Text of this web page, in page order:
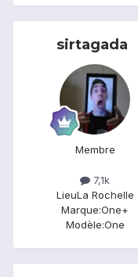
sirtagada
Membre
7,1k
LieuLa Rochelle
Marque:One+
Modèle:One